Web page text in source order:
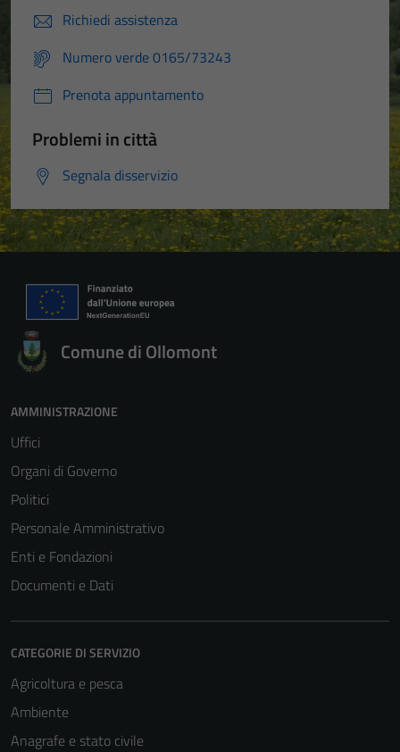
Richiedi assistenza
Numero verde 0165/73243
Prenota appuntamento
Problemi in città
Segnala disservizio
Comune di Ollomont
AMMINISTRAZIONE
Uffici
Organi di Governo
Politici
Personale Amministrativo
Enti e Fondazioni
Documenti e Dati
CATEGORIE DI SERVIZIO
Agricoltura e pesca
Ambiente
Anagrafe e stato civile